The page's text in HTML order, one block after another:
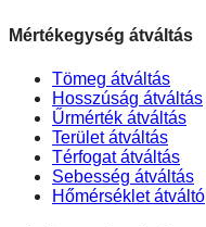
Mértékegység átváltás
Tömeg átváltás
Hosszúság átváltás
Űrmérték átváltás
Terület átváltás
Térfogat átváltás
Sebesség átváltás
Hőmérséklet átváltó